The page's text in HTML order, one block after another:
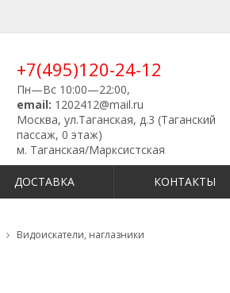
+7(495)120-24-12
Пн—Вс 10:00—22:00,
email: 1202412@mail.ru
Москва, ул.Таганская, д.3 (Таганский
пассаж, 0 этаж)
м. Таганская/Марксистская
ДОСТАВКА КОНТАКТЫ
Видоискатели, наглазники